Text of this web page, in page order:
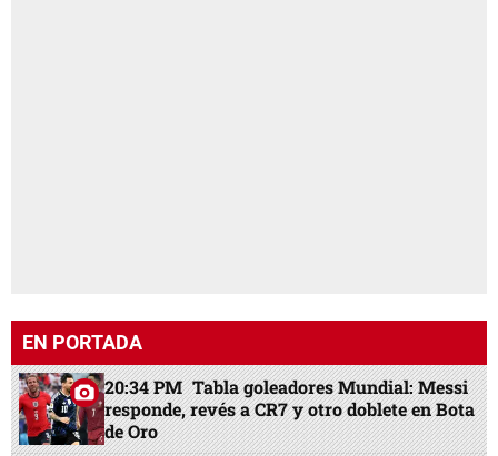
EN PORTADA
20:34 PM Tabla goleadores Mundial: Messi
responde, revés a CR7 y otro doblete en Bota
de Oro